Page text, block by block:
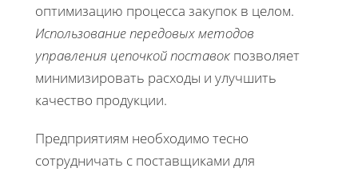
оптимизацию процесса закупок в целом.
Использование передовых методов
управления цепочкой поставок позволяет
минимизировать расходы и улучшить
качество продукции.
Предприятиям необходимо тесно
сотрудничать с поставщиками для